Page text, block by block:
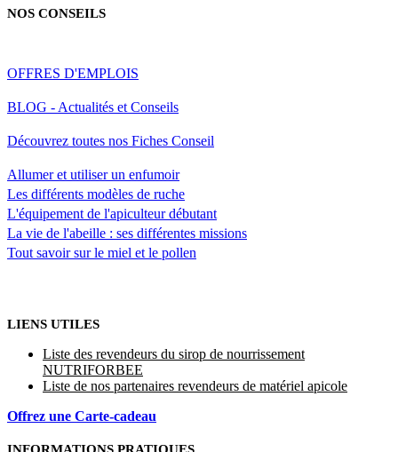
NOS CONSEILS
OFFRES D'EMPLOIS
BLOG - Actualités et Conseils
Découvrez toutes nos Fiches Conseil
Allumer et utiliser un enfumoir
Les différents modèles de ruche
L'équipement de l'apiculteur débutant
La vie de l'abeille : ses différentes missions
Tout savoir sur le miel et le pollen
LIENS UTILES
Liste des revendeurs du sirop de nourrissement
NUTRIFORBEE
Liste de nos partenaires revendeurs de matériel apicole
Offrez une Carte-cadeau